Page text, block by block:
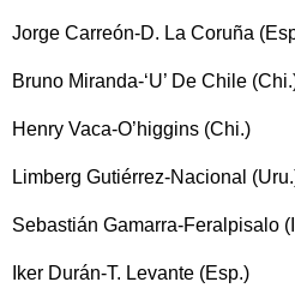
Jorge Carreón-D. La Coruña
Bruno Miranda-‘U’ De Chile
Henry Vaca-O’higgins (Chi.)
Limberg Gutiérrez-Nacional
Sebastián Gamarra-Feralpisalo
Iker Durán-T. Levante (Esp.)